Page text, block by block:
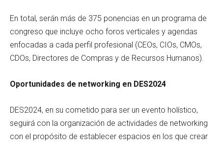
En total, serán más de 375 ponencias en un programa de
congreso que incluye ocho foros verticales y agendas
enfocadas a cada perfil profesional (CEOs, CIOs, CMOs,
CDOs, Directores de Compras y de Recursos Humanos).
Oportunidades de networking en DES2024
DES2024, en su cometido para ser un evento holístico,
seguirá con la organización de actividades de networking
con el propósito de establecer espacios en los que crear